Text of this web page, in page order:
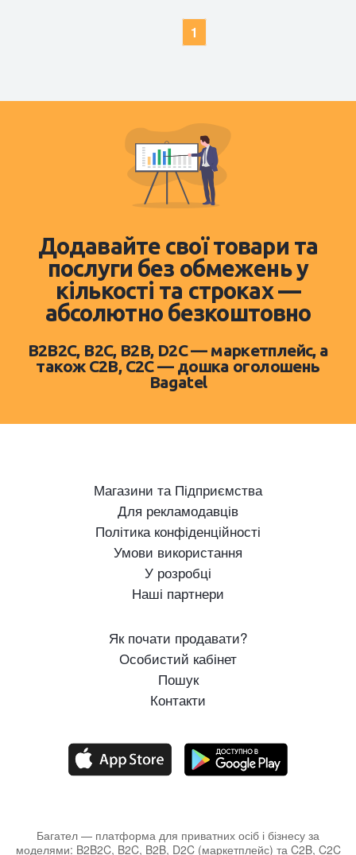
1
Додавайте свої товари та
послуги без обмежень у
кількості та строках —
абсолютно безкоштовно
B2B2C, B2C, B2B, D2C — маркетплейс, а
також C2B, C2C — дошка оголошень
Bagatel
Магазини та Підприємства
Для рекламодавців
Політика конфіденційності
Умови використання
У розробці
Наші партнери
Як почати продавати?
Особистий кабінет
Пошук
Контакти
Багател — платформа для приватних осіб і бізнесу за
моделями: B2B2C, B2C, B2B, D2C (маркетплейс) та C2B, C2C